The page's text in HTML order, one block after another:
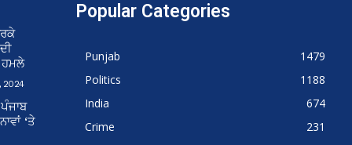
ਹਮਲੇ
2024
‘ਤੇ
Popular Categories
Punjab
1479
Politics
1188
India
674
Crime
231